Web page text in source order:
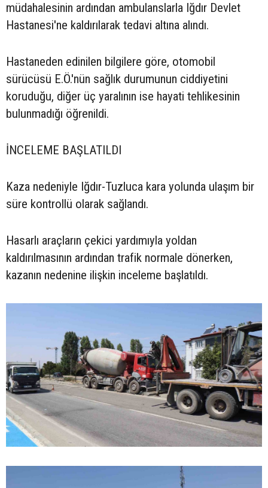
müdahalesinin ardından ambulanslarla Iğdır Devlet
Hastanesi'ne kaldırılarak tedavi altına alındı.
Hastaneden edinilen bilgilere göre, otomobil
sürücüsü E.Ö.'nün sağlık durumunun ciddiyetini
koruduğu, diğer üç yaralının ise hayati tehlikesinin
bulunmadığı öğrenildi.
İNCELEME BAŞLATILDI
Kaza nedeniyle Iğdır-Tuzluca kara yolunda ulaşım bir
süre kontrollü olarak sağlandı.
Hasarlı araçların çekici yardımıyla yoldan
kaldırılmasının ardından trafik normale dönerken,
kazanın nedenine ilişkin inceleme başlatıldı.